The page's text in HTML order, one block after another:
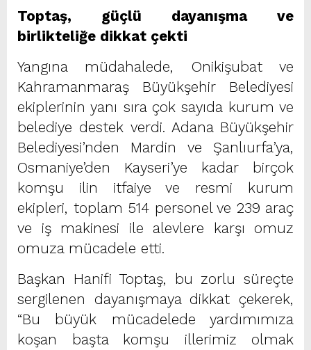
Toptaş, güçlü dayanışma ve
birlikteliğe dikkat çekti
Yangına müdahalede, Onikişubat ve
Kahramanmaraş Büyükşehir Belediyesi
ekiplerinin yanı sıra çok sayıda kurum ve
belediye destek verdi. Adana Büyükşehir
Belediyesi’nden Mardin ve Şanlıurfa’ya,
Osmaniye’den Kayseri’ye kadar birçok
komşu ilin itfaiye ve resmi kurum
ekipleri, toplam 514 personel ve 239 araç
ve iş makinesi ile alevlere karşı omuz
omuza mücadele etti.
Başkan Hanifi Toptaş, bu zorlu süreçte
sergilenen dayanışmaya dikkat çekerek,
“Bu büyük mücadelede yardımımıza
koşan başta komşu illerimiz olmak